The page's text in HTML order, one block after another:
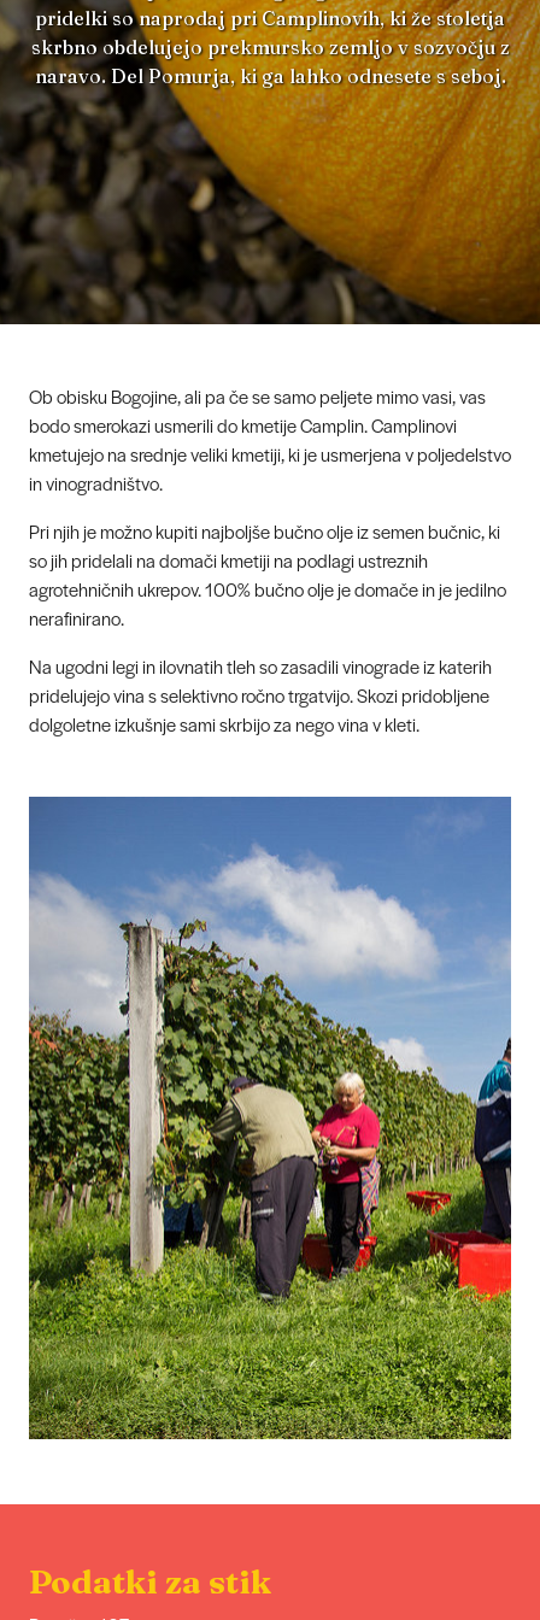
pridelki so naprodaj pri Camplinovih, ki že stoletja
skrbno obdelujejo prekmursko zemljo v sozvočju z
naravo. Del Pomurja, ki ga lahko odnesete s seboj.
Ob obisku Bogojine, ali pa če se samo peljete mimo vasi, vas
bodo smerokazi usmerili do kmetije Camplin. Camplinovi
kmetujejo na srednje veliki kmetiji, ki je usmerjena v poljedelstvo
in vinogradništvo.
Pri njih je možno kupiti najboljše bučno olje iz semen bučnic, ki
so jih pridelali na domači kmetiji na podlagi ustreznih
agrotehničnih ukrepov. 100% bučno olje je domače in je jedilno
nerafinirano.
Na ugodni legi in ilovnatih tleh so zasadili vinograde iz katerih
pridelujejo vina s selektivno ročno trgatvijo. Skozi pridobljene
dolgoletne izkušnje sami skrbijo za nego vina v kleti.
Podatki za stik